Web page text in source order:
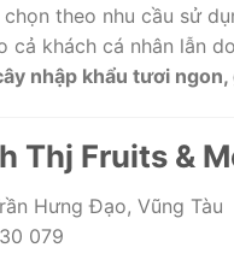
theo nhu cầu sử
cả khách cá nhân lẫn
nhập khẩu tươi ngon,
Thj Fruits &
Hưng Đạo, Vũng Tàu
079